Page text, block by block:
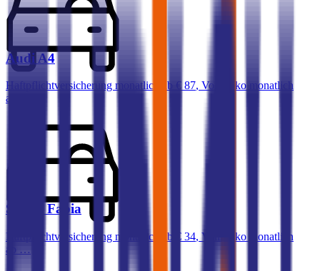
Audi A4
Haftpflichtversicherung monatlich ab € 87, Vollkasko monatlich
ab …
Skoda Fabia
Haftpflichtversicherung monatlich ab € 34, Vollkasko monatlich
ab …